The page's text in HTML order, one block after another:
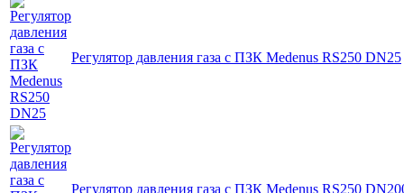
Регулятор давления газа с ПЗК Medenus RS250 DN25
Регулятор давления газа с ПЗК Medenus RS250